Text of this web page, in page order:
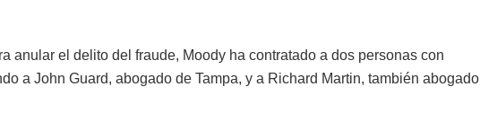
anular el delito del fraude, Moody ha contratado a dos personas con
a John Guard, abogado de Tampa, y a Richard Martin, también abogado